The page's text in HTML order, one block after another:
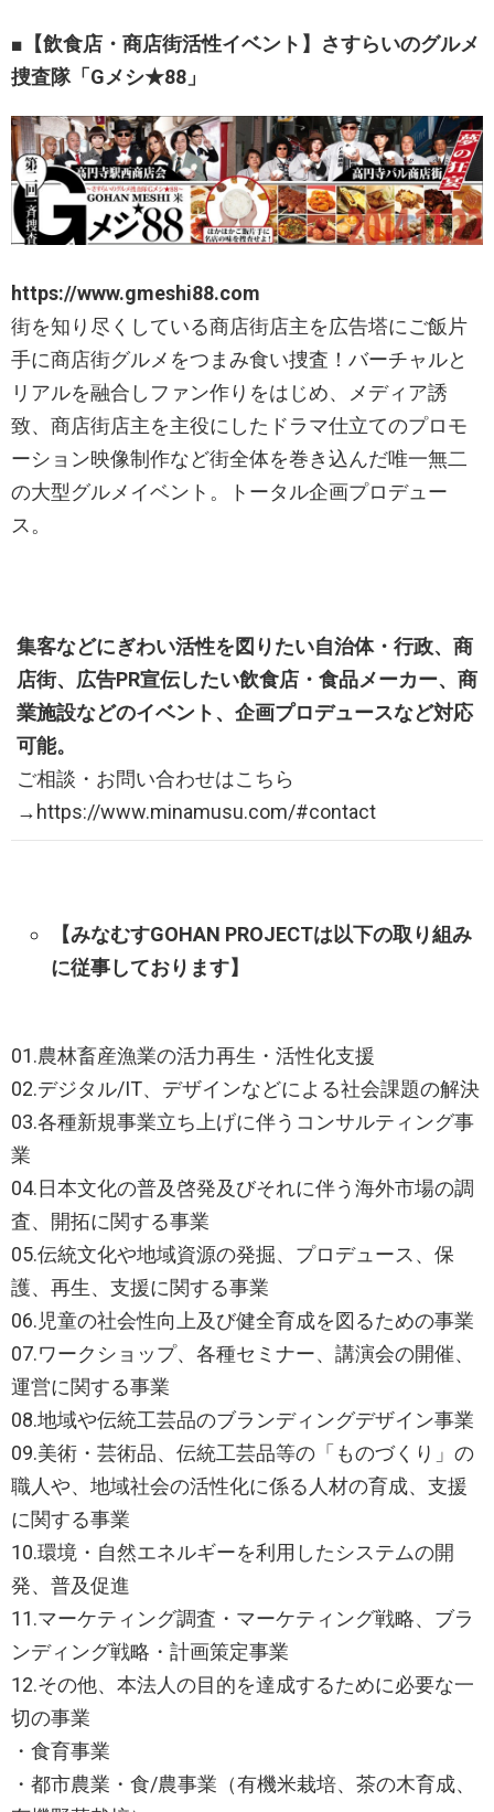
■【飲食店・商店街活性イベント】さすらいのグルメ
捜査隊「Gメシ★88」
https://www.gmeshi88.com
街を知り尽くしている商店街店主を広告塔にご飯片
手に商店街グルメをつまみ食い捜査！バーチャルと
リアルを融合しファン作りをはじめ、メディア誘
致、商店街店主を主役にしたドラマ仕立てのプロモ
ーション映像制作など街全体を巻き込んだ唯一無二
の大型グルメイベント。トータル企画プロデュー
ス。
集客などにぎわい活性を図りたい自治体・行政、商
店街、広告PR宣伝したい飲食店・食品メーカー、商
業施設などのイベント、企画プロデュースなど対応
可能。
ご相談・お問い合わせはこちら
→https://www.minamusu.com/#contact
【みなむすGOHAN PROJECTは以下の取り組み
に従事しております】
01.農林畜産漁業の活力再生・活性化支援
02.デジタル/IT、デザインなどによる社会課題の解決
03.各種新規事業立ち上げに伴うコンサルティング事
業
04.日本文化の普及啓発及びそれに伴う海外市場の調
査、開拓に関する事業
05.伝統文化や地域資源の発掘、プロデュース、保
護、再生、支援に関する事業
06.児童の社会性向上及び健全育成を図るための事業
07.ワークショップ、各種セミナー、講演会の開催、
運営に関する事業
08.地域や伝統工芸品のブランディングデザイン事業
09.美術・芸術品、伝統工芸品等の「ものづくり」の
職人や、地域社会の活性化に係る人材の育成、支援
に関する事業
10.環境・自然エネルギーを利用したシステムの開
発、普及促進
11.マーケティング調査・マーケティング戦略、ブラ
ンディング戦略・計画策定事業
12.その他、本法人の目的を達成するために必要な一
切の事業
・食育事業
・都市農業・食/農事業（有機米栽培、茶の木育成、